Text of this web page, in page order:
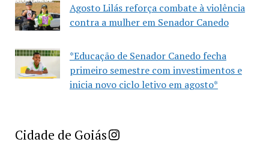
Agosto Lilás reforça combate à violência
contra a mulher em Senador Canedo
*Educação de Senador Canedo fecha
primeiro semestre com investimentos e
inicia novo ciclo letivo em agosto*
Cidade de GoiásImprensa Criativa da Cidade de Goiás